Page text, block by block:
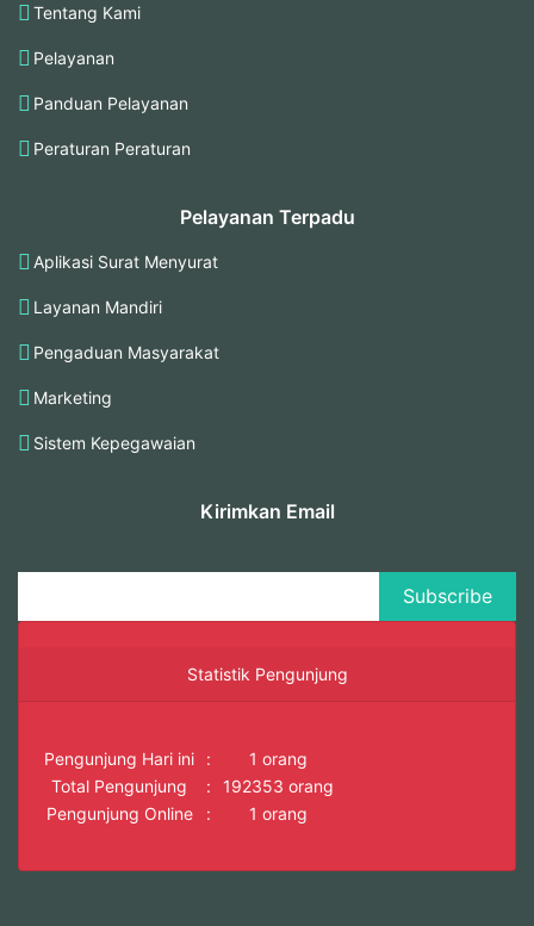
Tentang Kami
Pelayanan
Panduan Pelayanan
Peraturan Peraturan
Pelayanan Terpadu
Aplikasi Surat Menyurat
Layanan Mandiri
Pengaduan Masyarakat
Marketing
Sistem Kepegawaian
Kirimkan Email
Statistik Pengunjung
Pengunjung Hari ini :
1 orang
Total Pengunjung
:
192353 orang
Pengunjung Online
: 1 orang